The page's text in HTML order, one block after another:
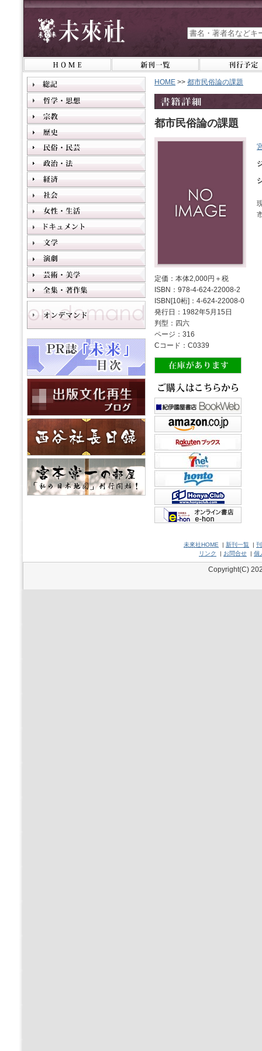
HOME >> 都市民俗論の課題
都市民俗論の課題
定価：本体2,000円＋税
ISBN：978-4-624-22008-2
ISBN[10桁]：4-624-22008-0
発行日：1982年5月15日
判型：四六
ページ：316
Cコード：C0339
未來社HOME | 新刊一覧 |
リンク
| お問合せ | 個
Copyright(C)